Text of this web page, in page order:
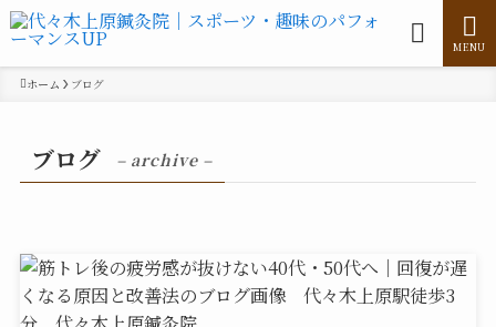
MENU
ホーム ブログ
ブログ – archive –